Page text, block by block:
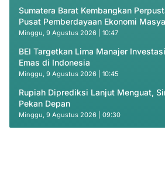
Sumatera Barat Kembangkan
Pusat Pemberdayaan Ekonomi
Minggu, 9 Agustus 2026 | 10:47
BEI Targetkan Lima Manajer
Emas di Indonesia
Minggu, 9 Agustus 2026 | 10:45
Rupiah Diprediksi Lanjut Menguat,
Pekan Depan
Minggu, 9 Agustus 2026 | 09:30